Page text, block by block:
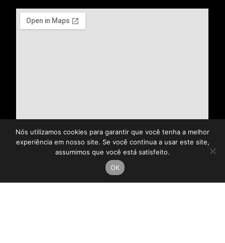
Nós utilizamos cookies para garantir que você tenha a melhor
experiência em nosso site. Se você continua a usar este site,
assumimos que você está satisfeito.
OK